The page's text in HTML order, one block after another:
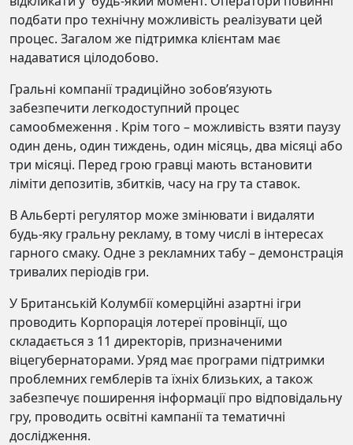
подбати про технічну можливість реалізувати цей
процес. Загалом же підтримка клієнтам має
надаватися цілодобово.
Гральні компанії традиційно зобов’язують
забезпечити легкодоступний процес
самообмеження . Крім того – можливість взяти паузу
один день, один тиждень, один місяць, два місяці або
три місяці. Перед грою гравці мають встановити
ліміти депозитів, збитків, часу на гру та ставок.
В Альберті регулятор може змінювати і видаляти
будь-яку гральну рекламу, в тому числі в інтересах
гарного смаку. Одне з рекламних табу – демонстрація
тривалих періодів гри.
У Британській Колумбії комерційні азартні ігри
проводить Корпорація лотереї провінції, що
складається з 11 директорів, призначеними
віцегубернаторами. Уряд має програми підтримки
проблемних гемблерів та їхніх близьких, а також
забезпечує поширення інформації про відповідальну
гру, проводить освітні кампанії та тематичні
дослідження.